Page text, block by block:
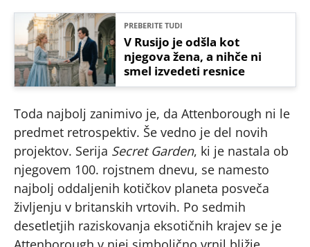
PREBERITE TUDI
V Rusijo je odšla kot
njegova žena, a nihče ni
smel izvedeti resnice
Toda najbolj zanimivo je, da Attenborough ni le
predmet retrospektiv. Še vedno je del novih
projektov. Serija Secret Garden, ki je nastala ob
njegovem 100. rojstnem dnevu, se namesto
najbolj oddaljenih kotičkov planeta posveča
življenju v britanskih vrtovih. Po sedmih
desetletjih raziskovanja eksotičnih krajev se je